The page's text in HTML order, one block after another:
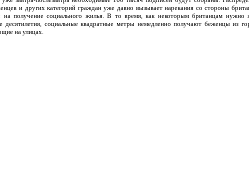
и других категорий граждан уже давно вызывает нарекания со стороны
получение социального жилья. В то время, как некоторым британцам нужно
социальные квадратные метры немедленно получают беженцы из
на улицах.